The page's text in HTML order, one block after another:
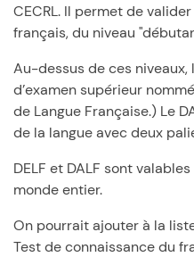
CECRL. Il permet de
français, du niveau
Au-dessus de ces niveaux,
d’examen supérieur
de Langue Française.) Le
de la langue avec deux
DELF et DALF sont
monde entier.
On pourrait ajouter à la
Test de connaissance du